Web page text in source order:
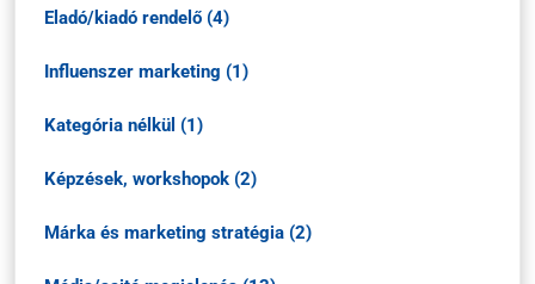
Eladó/kiadó rendelő (4)
Influenszer marketing (1)
Kategória nélkül (1)
Képzések, workshopok (2)
Márka és marketing stratégia (2)